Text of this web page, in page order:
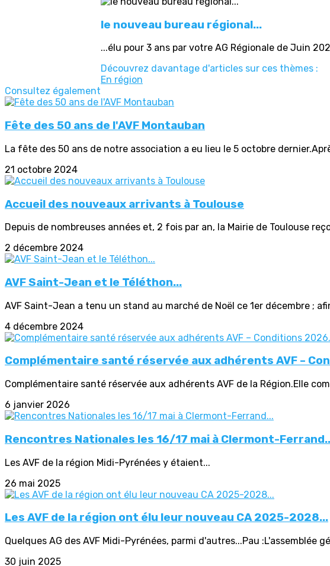
le nouveau bureau régional...
...élu pour 3 ans par votre AG Régionale de Juin
Découvrez davantage d'articles sur ces thèmes :
En région
Consultez également
Fête des 50 ans de l'AVF Montauban
La fête des 50 ans de notre association a eu lieu le 5 octobre
21 octobre 2024
Accueil des nouveaux arrivants à Toulouse
Depuis de nombreuses années et, 2 fois par an, la Mairie de Toulouse
2 décembre 2024
AVF Saint-Jean et le Téléthon...
AVF Saint-Jean a tenu un stand au marché de Noël ce 1er décembre ;
4 décembre 2024
Complémentaire santé réservée aux adhérents AVF –
Complémentaire santé réservée aux adhérents AVF de la Région.Elle
6 janvier 2026
Rencontres Nationales les 16/17 mai à Clermont-
Les AVF de la région Midi-Pyrénées y étaient...
26 mai 2025
Les AVF de la région ont élu leur nouveau CA 2025-2028...
Quelques AG des AVF Midi-Pyrénées, parmi d'autres...Pau :L'assemblée
30 juin 2025